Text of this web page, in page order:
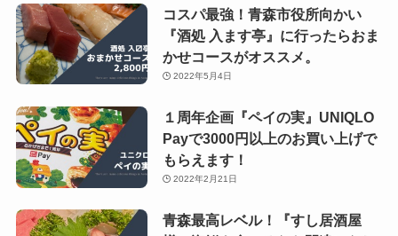
コスパ最強！青森市役所向かい
『酒処 入ます亭』に行ったらおま
かせコースがオススメ。
2022年5月4日
１周年企画『ペイの実』UNIQLO
Payで3000円以上のお買い上げで
もらえます！
2022年2月21日
青森最高レベル！『すし居酒屋